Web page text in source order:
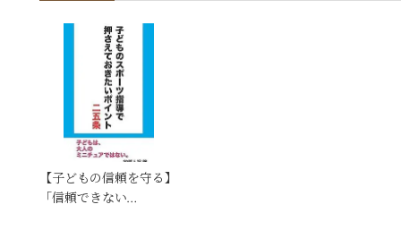
【子どもの信頼を守る】
「信頼できない…